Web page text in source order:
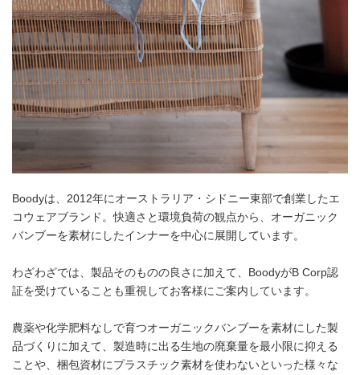
Boodyは、2012年にオーストラリア・シドニー東部で創業したエ
コウェアブランド。快適さと環境負荷の観点から、オーガニック
バンブーを素材にしたインナーを中心に展開しています。
わざわざでは、製品そのものの良さに加えて、BoodyがB Corp認
証を受けていることも重視してお客様にご案内しています。
農薬や化学肥料なしで育つオーガニックバンブーを素材にした製
品づくりに加えて、製造時に出る生地の廃棄量を最小限に抑える
ことや、梱包資材にプラスチック素材を使わないといった様々な